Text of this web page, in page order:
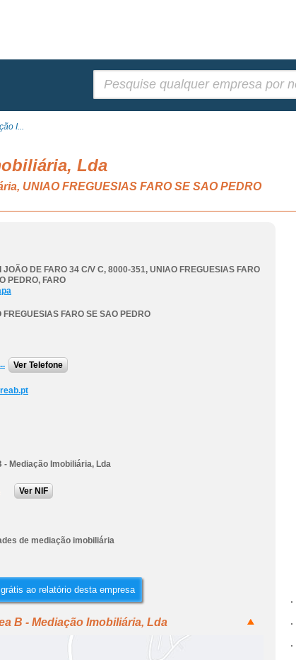
I...
Lda
UNIAO FREGUESIAS FARO SE SAO PEDRO
JOÃO DE FARO 34 C/V C, 8000-351, UNIAO FREGUESIAS FARO
PEDRO, FARO
FREGUESIAS FARO SE SAO PEDRO
Ver Telefone
- Mediação Imobiliária, Lda
Ver NIF
de mediação imobiliária
ao relatório desta empresa
B - Mediação Imobiliária, Lda